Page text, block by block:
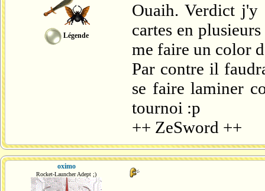
Légende
Ouaih. Verdict j'y
cartes en
me faire un color
Par contre il
se faire laminer
tournoi :p
++ ZeSword ++
oximo
Rocket-Launcher Adept ;)